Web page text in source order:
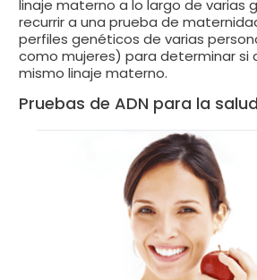
linaje materno a lo largo de varias
recurrir a una prueba de
perfiles genéticos de varias
como mujeres) para determinar si
mismo linaje materno.
Pruebas de ADN para la salud